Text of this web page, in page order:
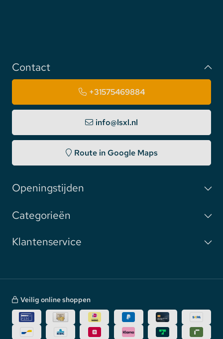
Contact
+31575469884
info@lsxl.nl
Route in Google Maps
Openingstijden
Categorieën
Klantenservice
Veilig online shoppen